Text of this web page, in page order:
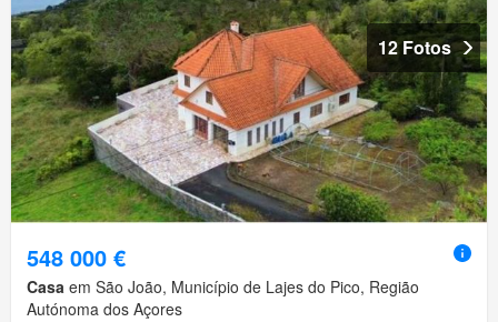
12 Fotos
548 000 €
Casa em São João, Município de Lajes do Pico, Região
Autónoma dos Açores